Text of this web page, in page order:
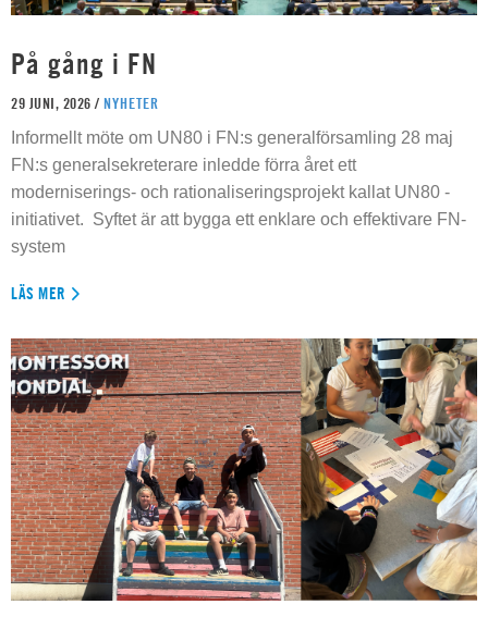
På gång i FN
29 JUNI, 2026 / NYHETER
Informellt möte om UN80 i FN:s generalförsamling 28 maj
FN:s generalsekreterare inledde förra året ett
moderniserings- och rationaliseringsprojekt kallat UN80 -
initiativet. Syftet är att bygga ett enklare och effektivare FN-
system
LÄS MER